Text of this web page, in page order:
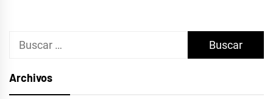
Buscar:
Archivos